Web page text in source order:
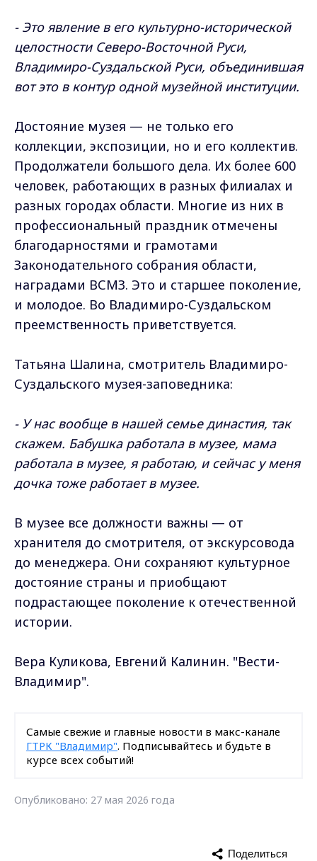
- Это явление в его культурно-исторической
целостности Северо-Восточной Руси,
Владимиро-Суздальской Руси, объединившая
вот это в контур одной музейной институции.
Достояние музея — не только его
коллекции, экспозиции, но и его коллектив.
Продолжатели большого дела. Их более 600
человек, работающих в разных филиалах и
разных городах области. Многие из них в
профессиональный праздник отмечены
благодарностями и грамотами
Законодательного собрания области,
наградами ВСМЗ. Это и старшее поколение,
и молодое. Во Владимиро-Суздальском
преемственность приветствуется.
Татьяна Шалина, смотритель Владимиро-
Суздальского музея-заповедника:
- У нас вообще в нашей семье династия, так
скажем. Бабушка работала в музее, мама
работала в музее, я работаю, и сейчас у меня
дочка тоже работает в музее.
В музее все должности важны — от
хранителя до смотрителя, от экскурсовода
до менеджера. Они сохраняют культурное
достояние страны и приобщают
подрастающее поколение к отечественной
истории.
Вера Куликова, Евгений Калинин. "Вести-
Владимир".
Самые свежие и главные новости в макс-канале
ГТРК "Владимир". Подписывайтесь и будьте в
курсе всех событий!
Опубликовано: 27 мая 2026 года
Поделиться